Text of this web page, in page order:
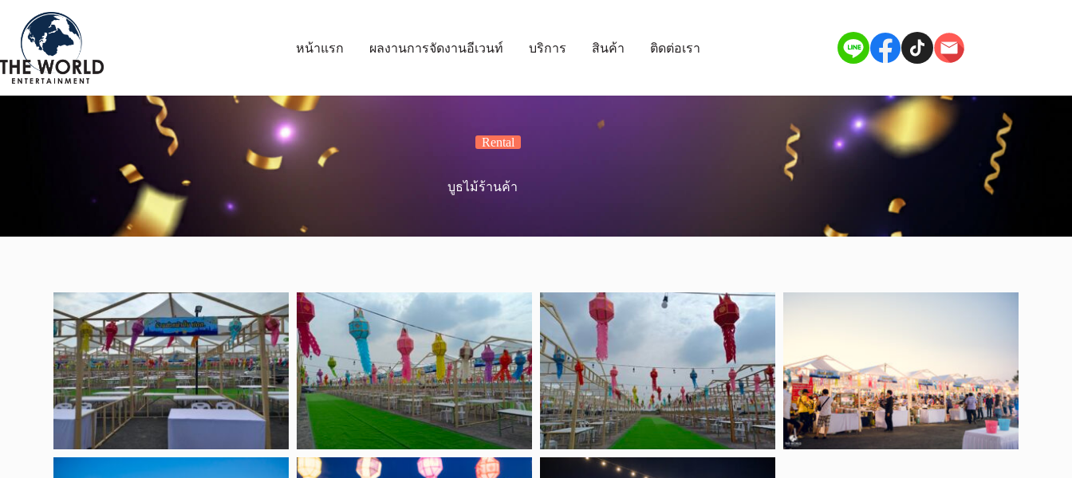
หน้าแรก ผลงานการจัดงานอีเวนท์ บริการ สินค้า ติดต่อเรา
Rental
บูธไม้ร้านค้า